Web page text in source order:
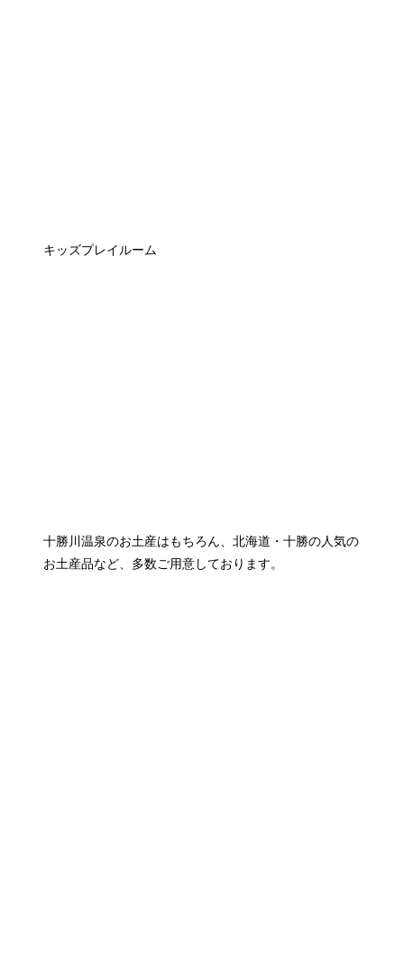
キッズプレイルーム
十勝川温泉のお土産はもちろん、北海道・十勝の人気の
お土産品など、多数ご用意しております。